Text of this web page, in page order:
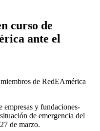
curso de
ante el
empresas y fundaciones-
de emergencia del
de marzo.